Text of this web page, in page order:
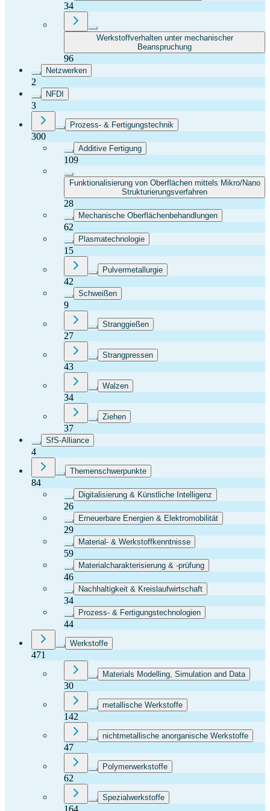
34
Werkstoffverhalten unter mechanischer
Beanspruchung
96
Netzwerken
2
NFDI
3
Prozess- & Fertigungstechnik
300
Additive Fertigung
109
Funktionalisierung von Oberflächen mittels Mikro/Nano
Strukturierungsverfahren
28
Mechanische Oberflächenbehandlungen
62
Plasmatechnologie
15
Pulvermetallurgie
42
Schweißen
9
Stranggießen
27
Strangpressen
43
Walzen
34
Ziehen
37
SfS-Alliance
4
Themenschwerpunkte
84
Digitalisierung & Künstliche Intelligenz
26
Erneuerbare Energien & Elektromobilität
29
Material- & Werkstoffkenntnisse
59
Materialcharakterisierung & -prüfung
46
Nachhaltigkeit & Kreislaufwirtschaft
34
Prozess- & Fertigungstechnologien
44
Werkstoffe
471
Materials Modelling, Simulation and Data
30
metallische Werkstoffe
142
nichtmetallische anorganische Werkstoffe
47
Polymerwerkstoffe
62
Spezialwerkstoffe